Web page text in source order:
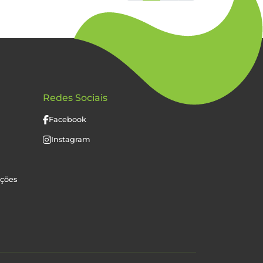
Redes Sociais
Facebook
Instagram